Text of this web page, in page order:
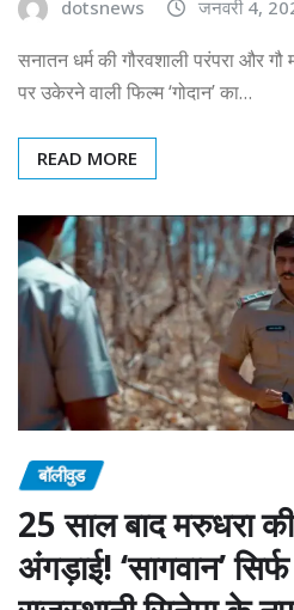
dotsnews जनवरी 4,
सनातन धर्म की गौरवशाली परंपरा और
पर उकेरने वाली फिल्म ‘गोदान’ का…
READ MORE
बॉलीवुड
25 साल बाद मरुधरा
अंगड़ाई! ‘सागवान’